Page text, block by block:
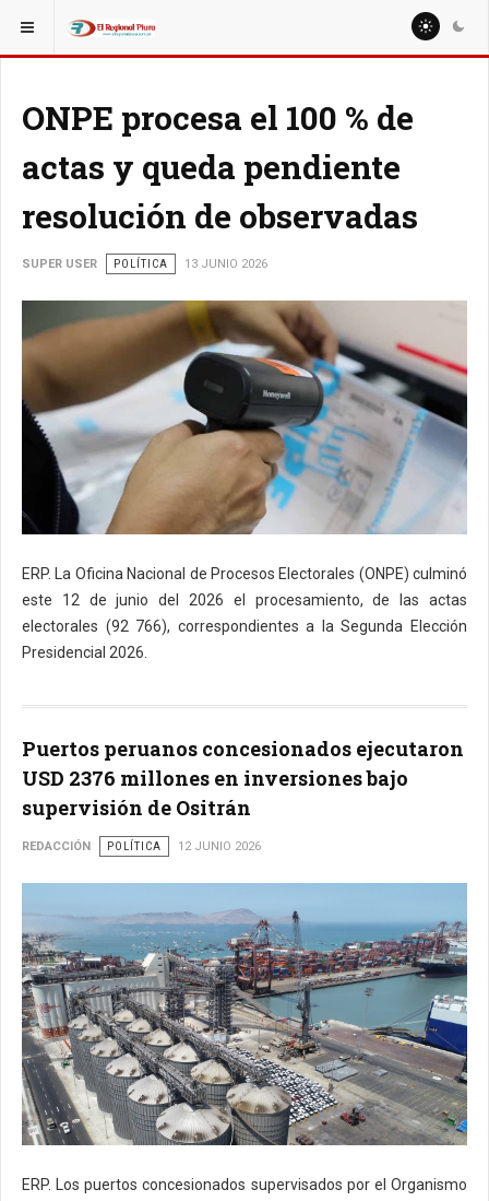
ESTÁ AQUÍ:
ONPE procesa el 100 % de
actas y queda pendiente
resolución de observadas
SUPER USER POLÍTICA 13 JUNIO 2026
ERP. La Oficina Nacional de Procesos Electorales (ONPE) culminó
este 12 de junio del 2026 el procesamiento, de las actas
electorales (92 766), correspondientes a la Segunda Elección
Presidencial 2026.
Puertos peruanos concesionados ejecutaron
USD 2376 millones en inversiones bajo
supervisión de Ositrán
REDACCIÓN POLÍTICA 12 JUNIO 2026
ERP. Los puertos concesionados supervisados por el Organismo